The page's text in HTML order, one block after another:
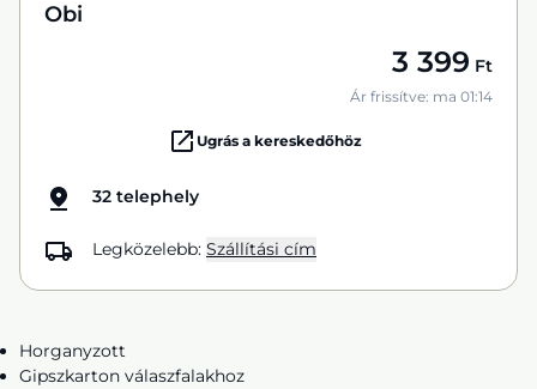
Obi
3 399 Ft
Ár frissítve: ma 01:14
Ugrás a kereskedőhöz
32 telephely
Legközelebb: Szállítási cím
Horganyzott
Gipszkarton válaszfalakhoz